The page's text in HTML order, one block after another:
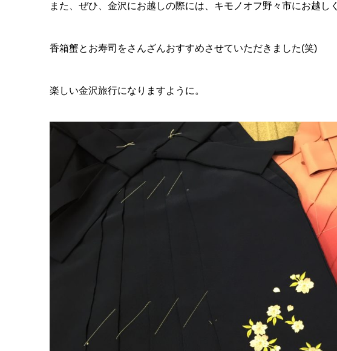
また、ぜひ、金沢にお越しの際には、キモノオフ野々市にお越し
香箱蟹とお寿司をさんざんおすすめさせていただきました(笑)
楽しい金沢旅行になりますように。